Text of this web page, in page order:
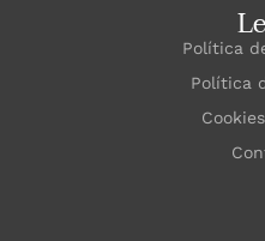
Política
Política